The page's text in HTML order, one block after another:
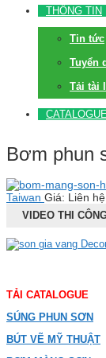
THÔNG TIN
Tin tức
Tuyển
Tải tài
Bơm phun
Taiwan Giá: Liên hệ
VIDEO THI
TẢI CATALOGUE
SÚNG PHUN SƠN
BÚT VẼ MỸ THUẬT